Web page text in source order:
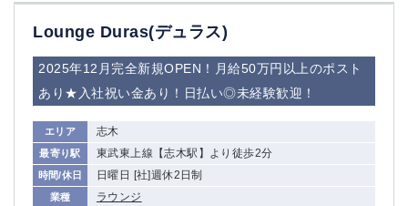
Lounge Duras(デュラス)
2025年12月完全新規OPEN！月給50万円以上のポスト
あり★入社祝い金あり！日払い◎未経験歓迎！
エリア 志木
最寄り駅 東武東上線【志木駅】より徒歩2分
時間/休日 日曜日 [社]週休2日制
業種 ラウンジ
①六本木 ②西麻布
大山
赤坂
高円寺
蒲田東口
多摩センター
立川（南口）
浜松町
西葛西
中野
葛西
府中